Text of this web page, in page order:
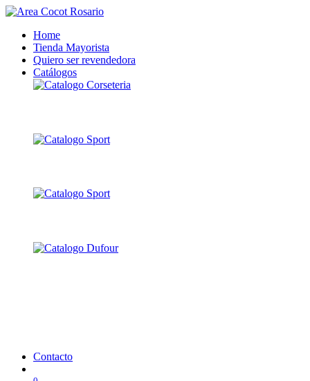
Home
Tienda Mayorista
Quiero ser revendedora
Catálogos
Contacto